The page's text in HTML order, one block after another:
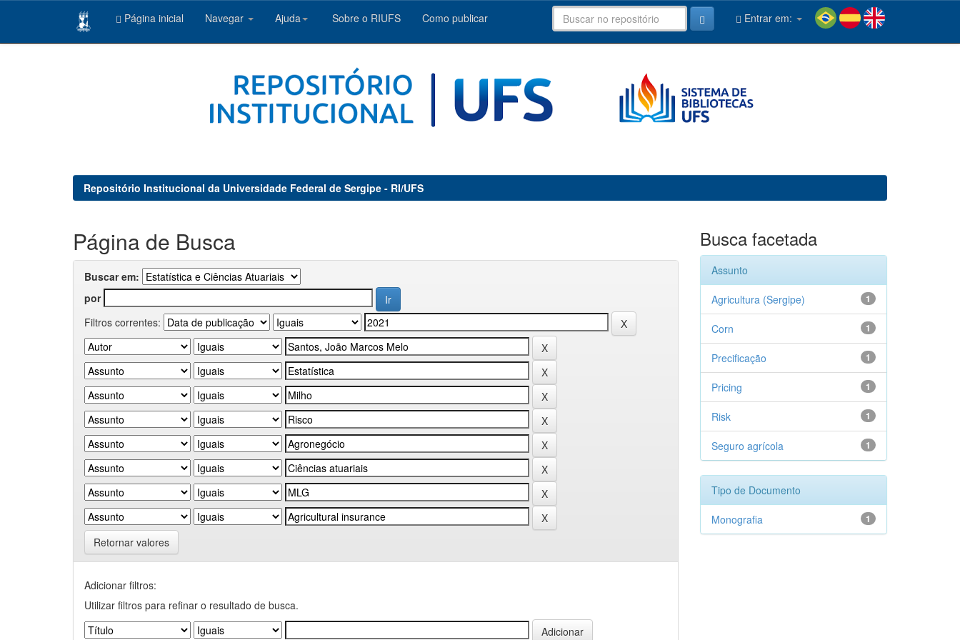
Página inicial Navegar Ajuda Sobre o RIUFS Como publicar Entrar em:
Repositório Institucional da Universidade Federal de Sergipe - RI/UFS
Página de Busca
Buscar em:
por
Filtros correntes:
Retornar valores
Adicionar filtros:
Utilizar filtros para refinar o resultado de busca.
Busca facetada
Assunto
1
Agricultura (Sergipe)
1
Corn
1
Precificação
1
Pricing
1
Risk
1
Seguro agrícola
Tipo de Documento
1
Monografia